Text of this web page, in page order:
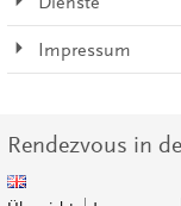
Impressum
Rendezvous in